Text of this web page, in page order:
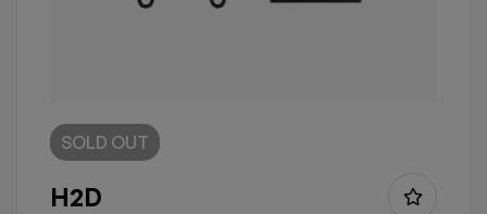
SOLD OUT
H2D